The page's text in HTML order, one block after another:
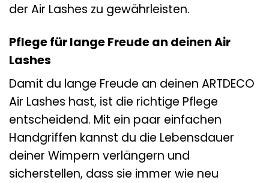
der Air Lashes zu gewährleisten.
Pflege für lange Freude an deinen Air
Lashes
Damit du lange Freude an deinen ARTDECO
Air Lashes hast, ist die richtige Pflege
entscheidend. Mit ein paar einfachen
Handgriffen kannst du die Lebensdauer
deiner Wimpern verlängern und
sicherstellen, dass sie immer wie neu